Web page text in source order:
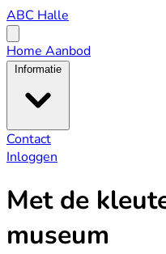
ABC
Halle
ABC Halle
menu
Home Aanbod
Informatie
Contact
Inloggen
Met de
museum